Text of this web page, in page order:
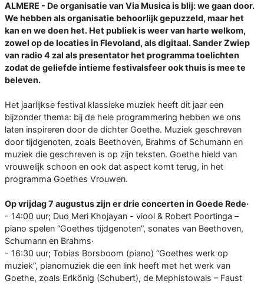
ALMERE - De organisatie van Via Musica is blij: we gaan door.
We hebben als organisatie behoorlijk gepuzzeld, maar het
kan en we doen het. Het publiek is weer van harte welkom,
zowel op de locaties in Flevoland, als digitaal. Sander Zwiep
van radio 4 zal als presentator het programma toelichten
zodat de geliefde intieme festivalsfeer ook thuis is mee te
beleven.
Het jaarlijkse festival klassieke muziek heeft dit jaar een
bijzonder thema: bij de hele programmering hebben we ons
laten inspireren door de dichter Goethe. Muziek geschreven
door tijdgenoten, zoals Beethoven, Brahms of Schumann en
muziek die geschreven is op zijn teksten. Goethe hield van
vrouwelijk schoon en ook dat aspect komt terug, in het
programma Goethes Vrouwen.
Op vrijdag 7 augustus zijn er drie concerten in Goede Rede·
- 14:00 uur; Duo Meri Khojayan - viool & Robert Poortinga –
piano spelen “Goethes tijdgenoten”, sonates van Beethoven,
Schumann en Brahms·
- 16:30 uur; Tobias Borsboom (piano) “Goethes werk op
muziek”, pianomuziek die een link heeft met het werk van
Goethe, zoals Erlkönig (Schubert), de Mephistowals – Faust